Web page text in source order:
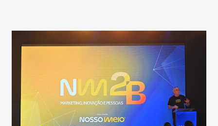
população suspeita e de cuidados com os ambientes
públicos e domiciliares. “Nós não estamos vivendo uma
epidemia comum, como temos em todos os anos, com
aumento de casos de dengue, influenza ou H1N1. Trata-se
de uma epidemia com um vírus diferente, com um poder de
contaminação maior que outros coronavírus”, apontou o
secretário. Segundo ele, é uma epidemia com chance de